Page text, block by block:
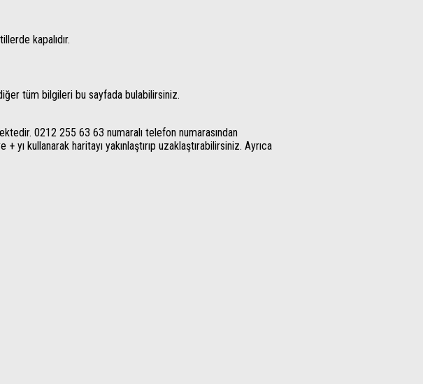
kapalıdır.
tüm bilgileri bu sayfada bulabilirsiniz.
0212 255 63 63 numaralı telefon numarasından
kullanarak haritayı yakınlaştırıp uzaklaştırabilirsiniz. Ayrıca